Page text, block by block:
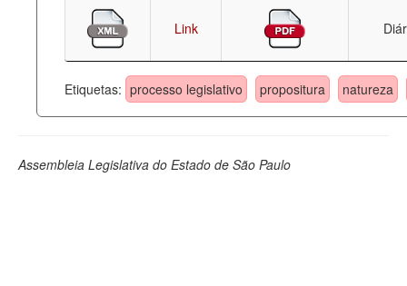
Administração
Legislação
Perguntas frequentes
Link
Etiquetas: processo legislativo propositura natureza
Assembleia Legislativa do Estado de São Paulo